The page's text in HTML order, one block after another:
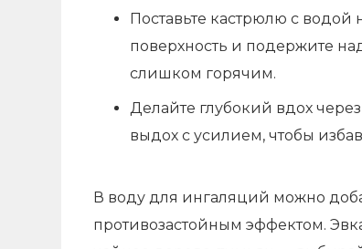
Поставьте кастрюлю с
поверхность и подержите
слишком горячим.
Делайте глубокий вдох
выдох с усилием, чтобы
В воду для ингаляций можно
противозастойным эффектом.